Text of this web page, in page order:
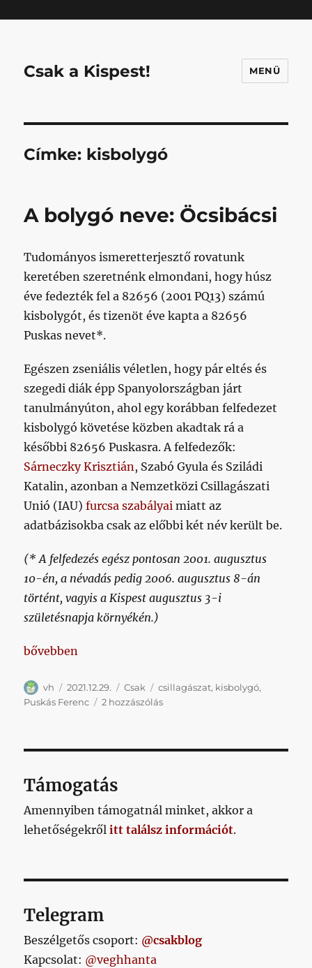
Csak a Kispest! MENÜ
Címke: kisbolygó
A bolygó neve: Öcsibácsi
Tudományos ismeretterjesztő rovatunk
keretében szeretnénk elmondani, hogy húsz
éve fedezték fel a 82656 (2001 PQ13) számú
kisbolygót, és tizenöt éve kapta a 82656
Puskas nevet*.
Egészen zseniális véletlen, hogy pár eltés és
szegedi diák épp Spanyolországban járt
tanulmányúton, ahol egy korábban felfedezet
kisbolygó követése közben akadtak rá a
későbbi 82656 Puskasra. A felfedezők:
Sárneczky Krisztián, Szabó Gyula és Sziládi
Katalin, azonban a Nemzetközi Csillagászati
Unió (IAU)furcsa szabályai miatt az
adatbázisokba csak az előbbi két név került be.
(* A felfedezés egész pontosan 2001. augusztus
10-én, a névadás pedig 2006. augusztus 8-án
történt, vagyis a Kispest augusztus 3-i
születésnapja környékén.)
„A bolygó neve: Öcsibácsi”
bővebben
Szerző
vh Közzétéve
2021.12.29. Kategória
Csak Címke
csillagászat, kisbolygó,
Puskás Ferenc
2 hozzászólásA
Támogatás
Amennyiben támogatnál minket, akkor a
lehetőségekrőlitt találsz információt.
Telegram
Beszélgetős csoport: @csakblog
Kapcsolat: @veghhanta